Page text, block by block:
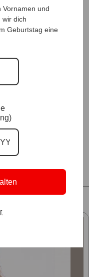
Vornamen und
wir dich
Geburtstag eine